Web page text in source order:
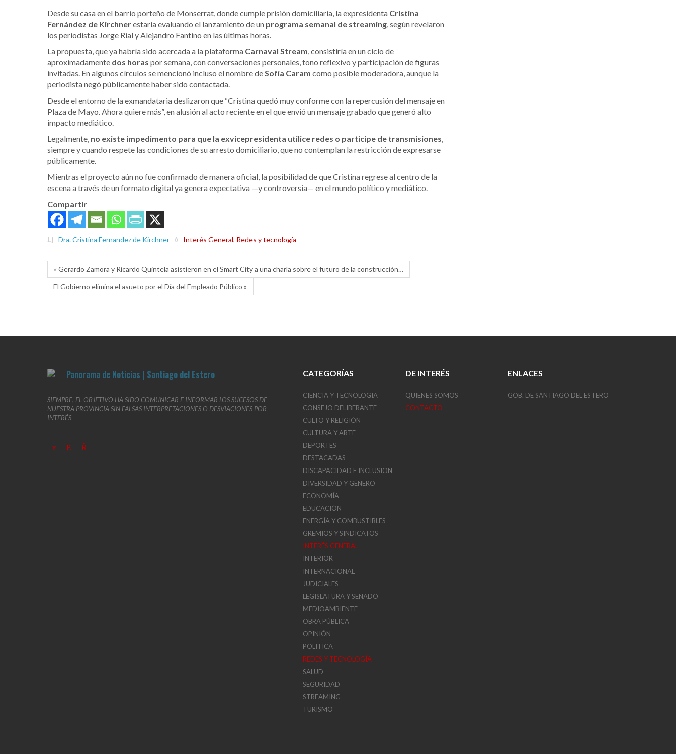
Desde su casa en el barrio porteño de Monserrat, donde cumple prisión domiciliaria, la expresidenta Cristina
Fernández de Kirchnerestaría evaluando el lanzamiento de un programa semanal de streaming, según revelaron
los periodistas Jorge Rial y Alejandro Fantino en las últimas horas.
La propuesta, que ya habría sido acercada a la plataforma Carnaval Stream, consistiría en un ciclo de
aproximadamente dos horas por semana, con conversaciones personales, tono reflexivo y participación de figuras
invitadas. En algunos círculos se mencionó incluso el nombre deSofía Caram como posible moderadora, aunque la
periodista negó públicamente haber sido contactada.
Desde el entorno de la exmandataria deslizaron que “Cristina quedó muy conforme con la repercusión del mensaje en
Plaza de Mayo. Ahora quiere más”, en alusión al acto reciente en el que envió un mensaje grabado que generó alto
impacto mediático.
Legalmente, no existe impedimento para que la exvicepresidenta utilice redes o participe de transmisiones,
siempre y cuando respete las condiciones de su arresto domiciliario, que no contemplan la restricción de expresarse
públicamente.
Mientras el proyecto aún no fue confirmado de manera oficial, la posibilidad de que Cristina regrese al centro de la
escena a través de un formato digital ya genera expectativa —y controversia— en el mundo político y mediático.
Compartir
Dra. Cristina Fernandez de Kirchner Interés General, Redes y tecnología
« Gerardo Zamora y Ricardo Quintela asistieron en el Smart City a una charla sobre el futuro de la construcción…
El Gobierno elimina el asueto por el Día del Empleado Público »
SIEMPRE, EL OBJETIVO HA SIDO COMUNICAR E INFORMAR LOS SUCESOS DE
NUESTRA PROVINCIA SIN FALSAS INTERPRETACIONES O DESVIACIONES POR
INTERÉS
CATEGORÍAS
CIENCIA Y TECNOLOGIA
CONSEJO DELIBERANTE
CULTO Y RELIGIÓN
CULTURA Y ARTE
DEPORTES
DESTACADAS
DISCAPACIDAD E INCLUSION
DIVERSIDAD Y GÉNERO
ECONOMÍA
EDUCACIÓN
ENERGÍA Y COMBUSTIBLES
GREMIOS Y SINDICATOS
INTERÉS GENERAL
INTERIOR
INTERNACIONAL
JUDICIALES
LEGISLATURA Y SENADO
MEDIOAMBIENTE
OBRA PÚBLICA
OPINIÓN
POLITICA
REDES Y TECNOLOGÍA
SALUD
SEGURIDAD
STREAMING
TURISMO
DE INTERÉS
QUIENES SOMOS
CONTACTO
ENLACES
GOB. DE SANTIAGO DEL ESTERO